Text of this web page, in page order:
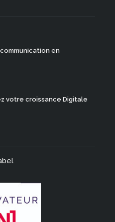
en
votre croissance Digitale